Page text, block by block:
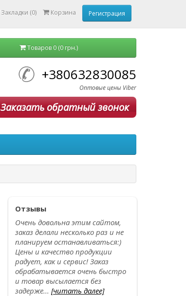
Закладки (0) Корзина Регистрация
Товаров 0 (0 грн.)
+380632830085
Оптовые цены Viber
Заказать обратный звонок
Отзывы
Очень довольна этим сайтом,
заказ делали несколько раз и не
планируем останавливаться:)
Цены и качество продукции
радует, как и сервис! Заказ
обрабатывается очень быстро
и товар высылается без
задерже... [читать далее]